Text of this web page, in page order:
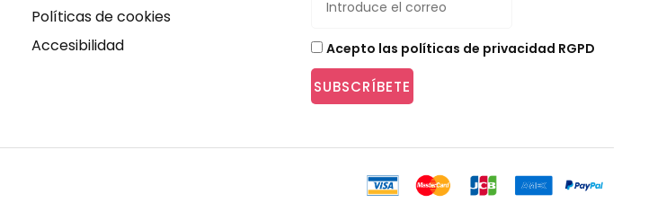
Políticas de cookies
Accesibilidad
Acepto las políticas de privacidad RGPD
SUBSCRÍBETE